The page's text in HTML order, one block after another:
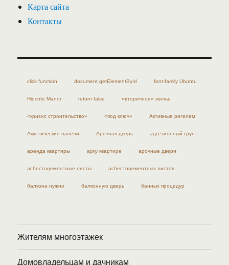
Карта сайта
Контакты
click function document getElementById font-family Ubuntu
Hidcote Manor return false «вторичное» жилье
«кризис строительство» «под ключ» Активные ригелем
Акустические панели Арочная дверь адгезионный грунт
аренда квартиры арку квартире арочные двери
асбестоцементные листы асбестоцементных листов
балкона нужно балконную дверь банных процедур
Жителям многоэтажек
Домовладельцам и дачникам